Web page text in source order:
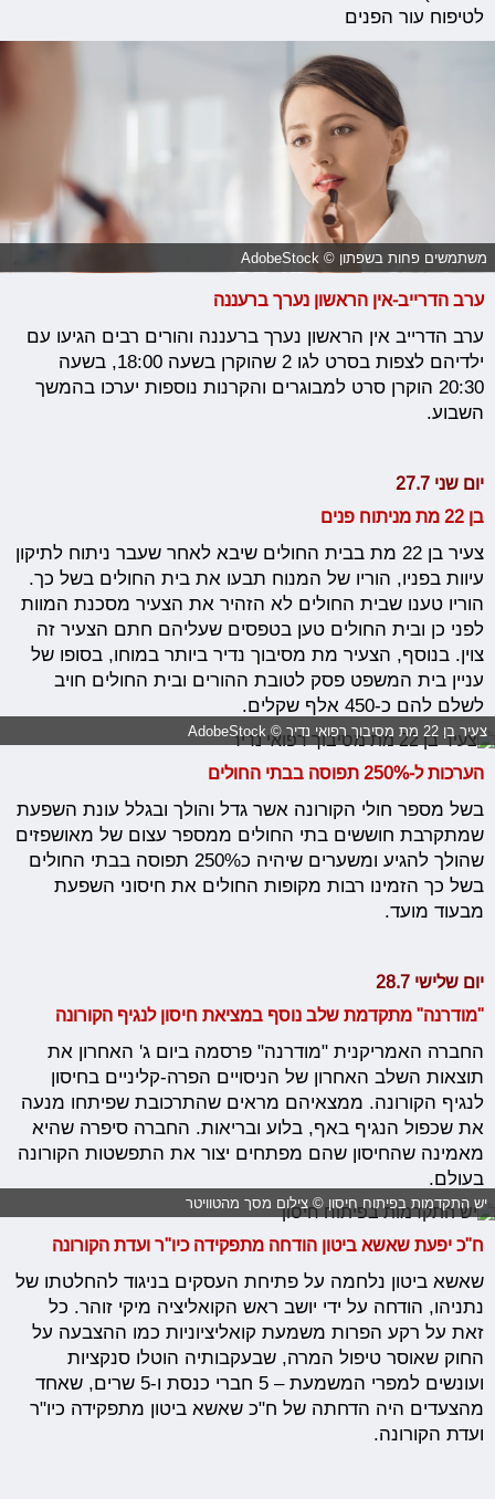
לטיפוח עור הפנים
משתמשים פחות בשפתון © AdobeStock
ערב הדרייב-אין הראשון נערך ברעננה
ערב הדרייב אין הראשון נערך ברעננה והורים רבים הגיעו עם
ילדיהם לצפות בסרט לגו 2 שהוקרן בשעה 18:00, בשעה
20:30 הוקרן סרט למבוגרים והקרנות נוספות יערכו בהמשך
השבוע.
יום שני 27.7
בן 22 מת מניתוח פנים
צעיר בן 22 מת בבית החולים שיבא לאחר שעבר ניתוח לתיקון
עיוות בפניו, הוריו של המנוח תבעו את בית החולים בשל כך.
הוריו טענו שבית החולים לא הזהיר את הצעיר מסכנת המוות
לפני כן ובית החולים טען בטפסים שעליהם חתם הצעיר זה
צוין. בנוסף, הצעיר מת מסיבוך נדיר ביותר במוחו, בסופו של
עניין בית המשפט פסק לטובת ההורים ובית החולים חויב
לשלם להם כ-450 אלף שקלים.
צעיר בן 22 מת מסיבוך רפואי נדיר © AdobeStock
הערכות ל-250% תפוסה בבתי החולים
בשל מספר חולי הקורונה אשר גדל והולך ובגלל עונת השפעת
שמתקרבת חוששים בתי החולים ממספר עצום של מאושפזים
שהולך להגיע ומשערים שיהיה כ250% תפוסה בבתי החולים
בשל כך הזמינו רבות מקופות החולים את חיסוני השפעת
מבעוד מועד.
יום שלישי 28.7
"מודרנה" מתקדמת שלב נוסף במציאת חיסון לנגיף הקורונה
החברה האמריקנית "מודרנה" פרסמה ביום ג' האחרון את
תוצאות השלב האחרון של הניסויים הפרה-קליניים בחיסון
לנגיף הקורונה. ממצאיהם מראים שהתרכובת שפיתחו מנעה
את שכפול הנגיף באף, בלוע ובריאות. החברה סיפרה שהיא
מאמינה שהחיסון שהם מפתחים יצור את התפשטות הקורונה
בעולם.
יש התקדמות בפיתוח חיסון © צילום מסך מהטוויטר
ח"כ יפעת שאשא ביטון הודחה מתפקידה כיו"ר ועדת הקורונה
שאשא ביטון נלחמה על פתיחת העסקים בניגוד להחלטתו של
נתניהו, הודחה על ידי יושב ראש הקואליציה מיקי זוהר. כל
זאת על רקע הפרות משמעת קואליציוניות כמו ההצבעה על
החוק שאוסר טיפול המרה, שבעקבותיה הוטלו סנקציות
ועונשים למפרי המשמעת – 5 חברי כנסת ו-5 שרים, שאחד
מהצעדים היה הדחתה של ח"כ שאשא ביטון מתפקידה כיו"ר
ועדת הקורונה.